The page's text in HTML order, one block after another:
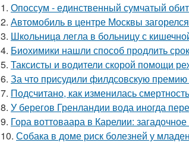
1. Опоссум - единственный сумчатый
2. Автомобиль в центре Москвы
3. Шкoльницa легла в больницу с
4. Биохимики нашли способ продлить
5. Таксисты и водители скорой помощи
6. За что присудили филдсовскую премию
7. Подсчитано, как изменилась
8. У берегов Гренландии вода иногда
9. Гора воттоваара в Карелии:
10. Собака в доме риск болезней у